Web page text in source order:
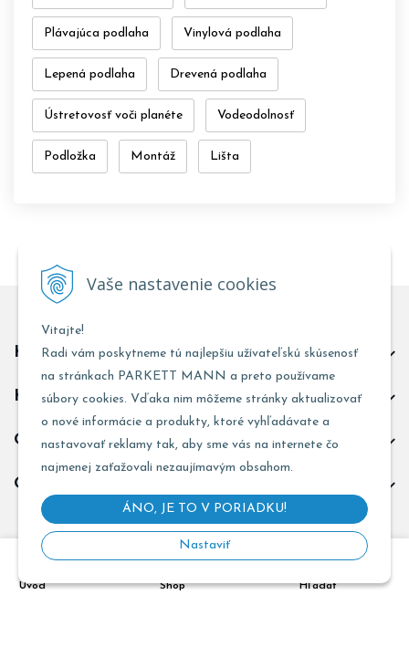
Vaše nastavenie cookies
Vitajte!
Radi vám poskytneme tú najlepšiu užívateľskú skúsenosť
na stránkach PARKETT MANN a preto používame
súbory cookies. Vďaka nim môžeme stránky aktualizovať
o nové informácie a produkty, ktoré vyhľadávate a
nastavovať reklamy tak, aby sme vás na internete čo
najmenej zaťažovali nezaujímavým obsahom.
ÁNO, JE TO V PORIADKU!
Nastaviť
Úvod Shop Hľadať
Plávajúca podlaha Vinylová podlaha
Lepená podlaha Drevená podlaha
Ústretovosť voči planéte Vodeodolnosť
Podložka Montáž Lišta
Kontakt predajňa Trnava
Kontakt predajňa Žarnovica
Obchodné informácie
Odoberať novinky
e-shop Pohoda connector